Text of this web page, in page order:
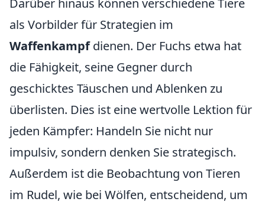
Darüber hinaus können verschiedene Tiere
als Vorbilder für Strategien im
Waffenkampfdienen. Der Fuchs etwa hat
die Fähigkeit, seine Gegner durch
geschicktes Täuschen und Ablenken zu
überlisten. Dies ist eine wertvolle Lektion für
jeden Kämpfer: Handeln Sie nicht nur
impulsiv, sondern denken Sie strategisch.
Außerdem ist die Beobachtung von Tieren
im Rudel, wie bei Wölfen, entscheidend, um